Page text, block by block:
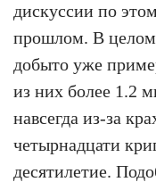
дискуссии по
прошлом. В целом
добыто уже
из них более 1.2
навсегда из-за
четырнадцати
десятилетие.